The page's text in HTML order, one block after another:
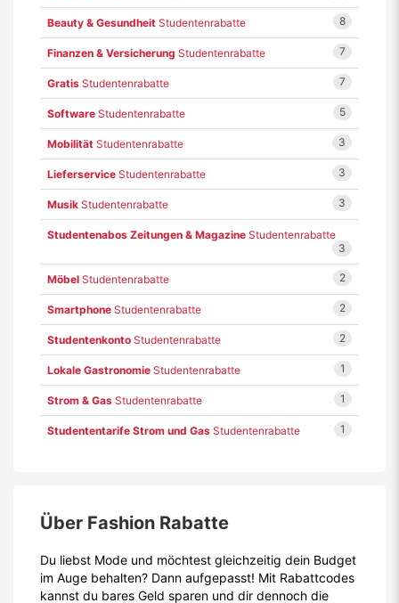
Beauty & Gesundheit Studentenrabatte 8
Finanzen & Versicherung Studentenrabatte 7
Gratis Studentenrabatte 7
Software Studentenrabatte 5
Mobilität Studentenrabatte 3
Lieferservice Studentenrabatte 3
Musik Studentenrabatte 3
Studentenabos Zeitungen & Magazine Studentenrabatte
3
Möbel Studentenrabatte 2
Smartphone Studentenrabatte 2
Studentenkonto Studentenrabatte 2
Lokale Gastronomie Studentenrabatte 1
Strom & Gas Studentenrabatte 1
Studententarife Strom und Gas Studentenrabatte 1
Über Fashion Rabatte
Du liebst Mode und möchtest gleichzeitig dein Budget
im Auge behalten? Dann aufgepasst! Mit Rabattcodes
kannst du bares Geld sparen und dir dennoch die